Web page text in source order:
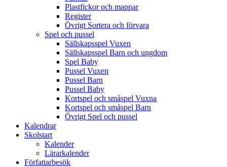
Plastfickor och mappar
Register
Övrigt Sortera och förvara
Spel och pussel
Sällskapsspel Vuxen
Sällskapsspel Barn och ungdom
Spel Baby
Pussel Vuxen
Pussel Barn
Pussel Baby
Kortspel och småspel Vuxna
Kortspel och småspel Barn
Övrigt Spel och pussel
Kalendrar
Skolstart
Kalender
Lärarkalender
Författarbesök